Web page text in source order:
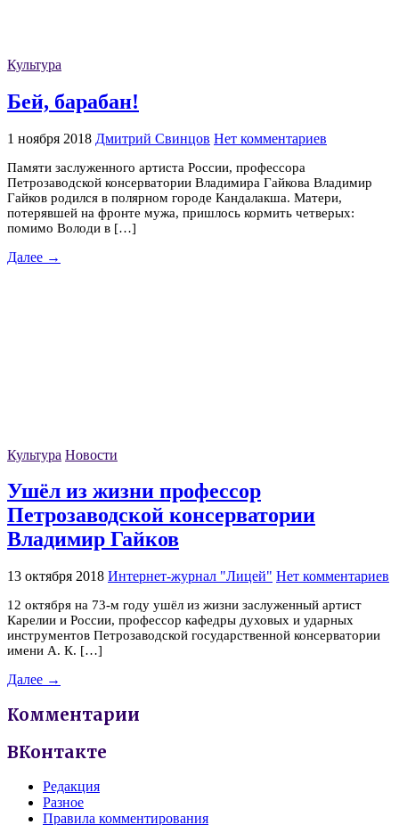
Культура
Бей, барабан!
1 ноября 2018 Дмитрий Свинцов Нет комментариев
Памяти заслуженного артиста России, профессора
Петрозаводской консерватории Владимира Гайкова Владимир
Гайков родился в полярном городе Кандалакша. Матери,
потерявшей на фронте мужа, пришлось кормить четверых:
помимо Володи в […]
Далее →
Культура Новости
Ушёл из жизни профессор
Петрозаводской консерватории
Владимир Гайков
13 октября 2018 Интернет-журнал "Лицей" Нет комментариев
12 октября на 73-м году ушёл из жизни заслуженный артист
Карелии и России, профессор кафедры духовых и ударных
инструментов Петрозаводской государственной консерватории
имени А. К. […]
Далее →
Комментарии
ВКонтакте
Редакция
Разное
Правила комментирования